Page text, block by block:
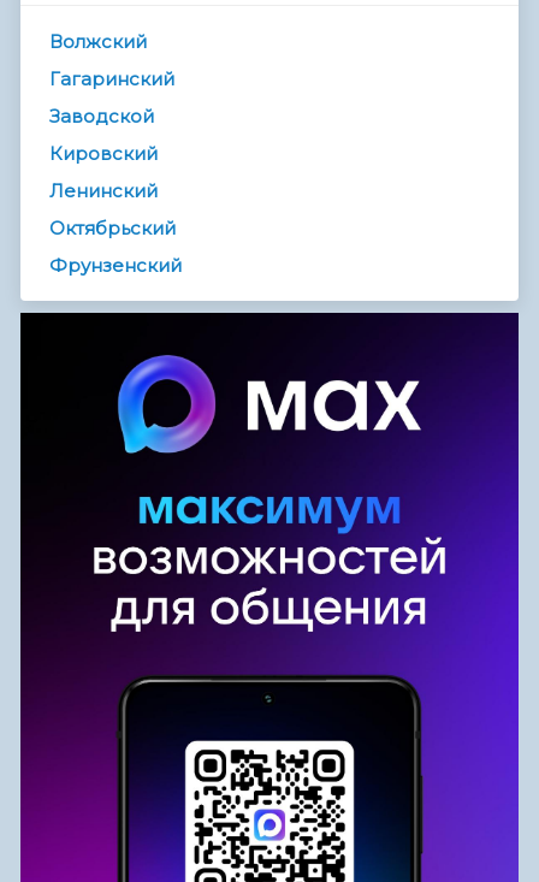
Волжский
Гагаринский
Заводской
Кировский
Ленинский
Октябрьский
Фрунзенский